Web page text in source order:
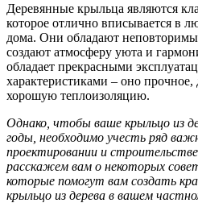
Деревянные крыльца являются
которое отлично вписывается в
дома. Они обладают
создают атмосферу уюта и
обладает прекрасными
характеристиками – оно прочное,
хорошую теплоизоляцию.
Однако, чтобы ваше крыльцо из
годы, необходимо учесть ряд
проектировании и
расскажем вам о некоторых
которые помогут вам создать
крыльцо из дерева в вашем